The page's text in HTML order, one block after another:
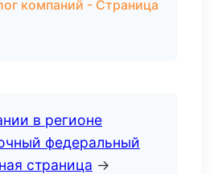
компаний - Страница
в регионе
федеральный
страница →